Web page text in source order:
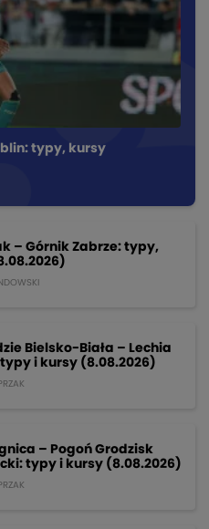
typy, kursy
– Górnik Zabrze: typy,
Bielsko-Biała – Lechia
i kursy (8.08.2026)
– Pogoń Grodzisk
typy i kursy (8.08.2026)